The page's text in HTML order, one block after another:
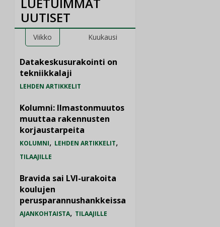
UUTISET
Viikko Kuukausi
Datakeskusurakointi on
tekniikkalaji
LEHDEN ARTIKKELIT
Kolumni: Ilmastonmuutos
muuttaa rakennusten
korjaustarpeita
KOLUMNI, LEHDEN ARTIKKELIT,
TILAAJILLE
Bravida sai LVI-urakoita
koulujen
perusparannushankkeissa
AJANKOHTAISTA, TILAAJILLE